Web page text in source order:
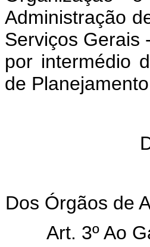
Administração
Serviços Gerais
por intermédio
de
Dos Órgãos de
Art. 3º Ao